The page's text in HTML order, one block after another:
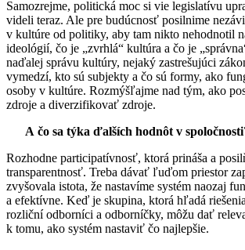
Samozrejme, politická moc si vie legislatívu
videli teraz. Ale pre budúcnosť posilnime
v kultúre od politiky, aby tam nikto nehodnotil
ideológií, čo je „zvrhlá“ kultúra a čo je
naďalej správu kultúry, nejaký zastrešujúci
vymedzí, kto sú subjekty a čo sú formy, ako
osoby v kultúre. Rozmýšľajme nad tým, ako
zdroje a diverzifikovať zdroje.
A čo sa týka ďalších hodnôt v
Rozhodne participatívnosť, ktorá prináša a
transparentnosť. Treba dávať ľuďom priestor
zvyšovala istota, že nastavíme systém naozaj
a efektívne. Keď je skupina, ktorá hľadá
rozliční odborníci a odborníčky, môžu dať
k tomu, ako systém nastaviť čo najlepšie.